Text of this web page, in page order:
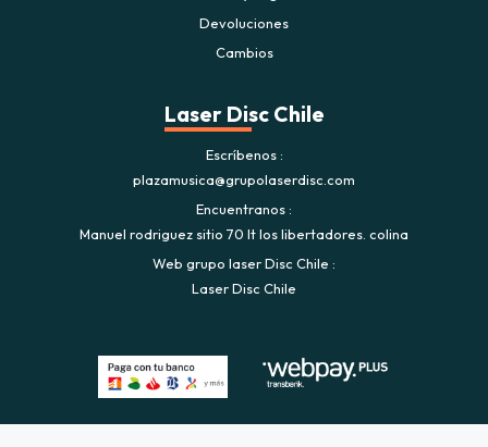
Devoluciones
Cambios
Laser Disc Chile
Escríbenos
plazamusica@grupolaserdisc.com
Encuentranos
Manuel rodriguez sitio 70 lt los libertadores. colina
Web grupo laser Disc Chile
Laser Disc Chile